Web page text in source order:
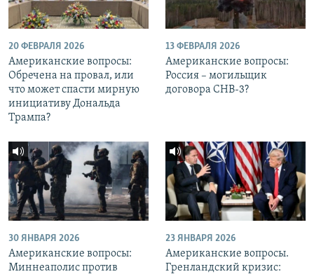
20 ФЕВРАЛЯ 2026
Американские вопросы:
Обречена на провал, или
что может спасти мирную
инициативу Дональда
Трампа?
13 ФЕВРАЛЯ 2026
Американские вопросы:
Россия – могильщик
договора СНВ-3?
30 ЯНВАРЯ 2026
Американские вопросы:
Миннеаполис против
23 ЯНВАРЯ 2026
Американские вопросы.
Гренландский кризис: